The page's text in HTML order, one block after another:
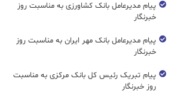
پیام مدیرعامل بانک کشاورزی به مناسبت روز
خبرنگار
پیام مدیرعامل بانک مهر ایران به مناسبت روز
خبرنگار
پیام تبریک رئیس کل بانک مرکزی به مناسبت
روز خبرنگار